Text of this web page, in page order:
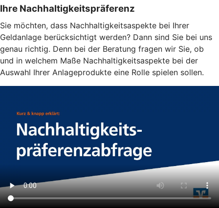
Ihre Nachhaltigkeitspräferenz
Sie möchten, dass Nachhaltigkeitsaspekte bei Ihrer
Geldanlage berücksichtigt werden? Dann sind Sie bei uns
genau richtig. Denn bei der Beratung fragen wir Sie, ob
und in welchem Maße Nachhaltigkeitsaspekte bei der
Auswahl Ihrer Anlageprodukte eine Rolle spielen sollen.